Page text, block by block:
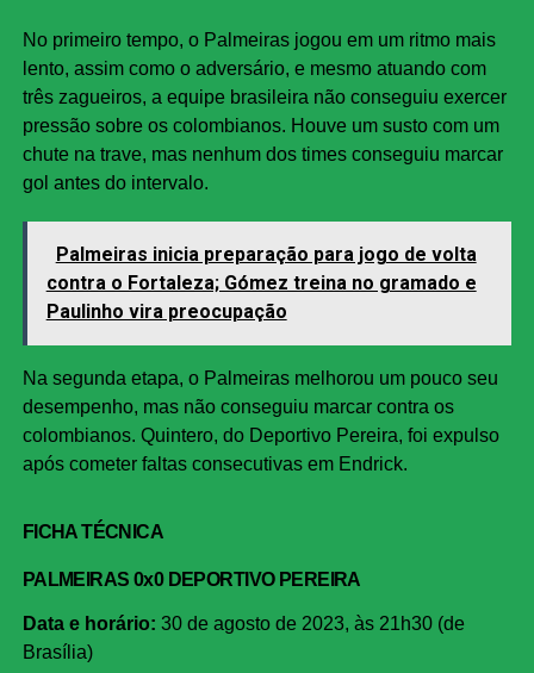
No primeiro tempo, o Palmeiras jogou em um ritmo mais
lento, assim como o adversário, e mesmo atuando com
três zagueiros, a equipe brasileira não conseguiu exercer
pressão sobre os colombianos. Houve um susto com um
chute na trave, mas nenhum dos times conseguiu marcar
gol antes do intervalo.
Palmeiras inicia preparação para jogo de volta
contra o Fortaleza; Gómez treina no gramado e
Paulinho vira preocupação
Na segunda etapa, o Palmeiras melhorou um pouco seu
desempenho, mas não conseguiu marcar contra os
colombianos. Quintero, do Deportivo Pereira, foi expulso
após cometer faltas consecutivas em Endrick.
FICHA TÉCNICA
PALMEIRAS 0x0 DEPORTIVO PEREIRA
Data e horário: 30 de agosto de 2023, às 21h30 (de
Brasília)